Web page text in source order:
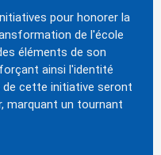
pour honorer la
de l'école
éléments de son
ainsi l'identité
de cette initiative seront
marquant un tournant